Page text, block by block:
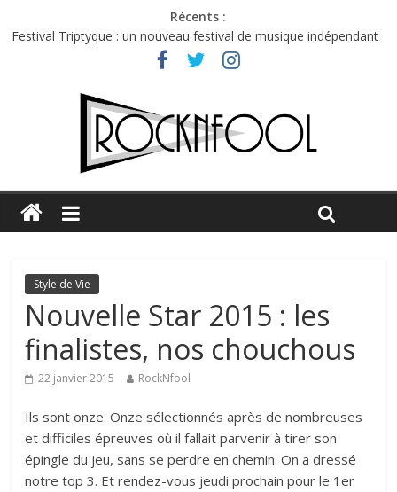
Récents :
Festival Triptyque : un nouveau festival de musique indépendant
Hellfest 2026 vendredi : température et émotions en hausse
Hellfest 2026 jeudi : impossible de choisir entre chaleur et bonne
Première édition du Midgard Festival : entre bière, métal et
Charlie Puth à l’Olympia : la leçon de pop du Professeur Puth
Style de Vie
Nouvelle Star 2015 : les
finalistes, nos chouchous
22 janvier 2015 RockNfool
Ils sont onze. Onze sélectionnés après de nombreuses
et difficiles épreuves où il fallait parvenir à tirer son
épingle du jeu, sans se perdre en chemin. On a dressé
notre top 3. Et rendez-vous jeudi prochain pour le 1er